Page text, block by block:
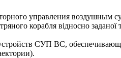
управления воздушным
корабля відносно заданої
СУП ВС,